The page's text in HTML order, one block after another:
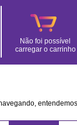
Não foi possível
carregar o carrinho